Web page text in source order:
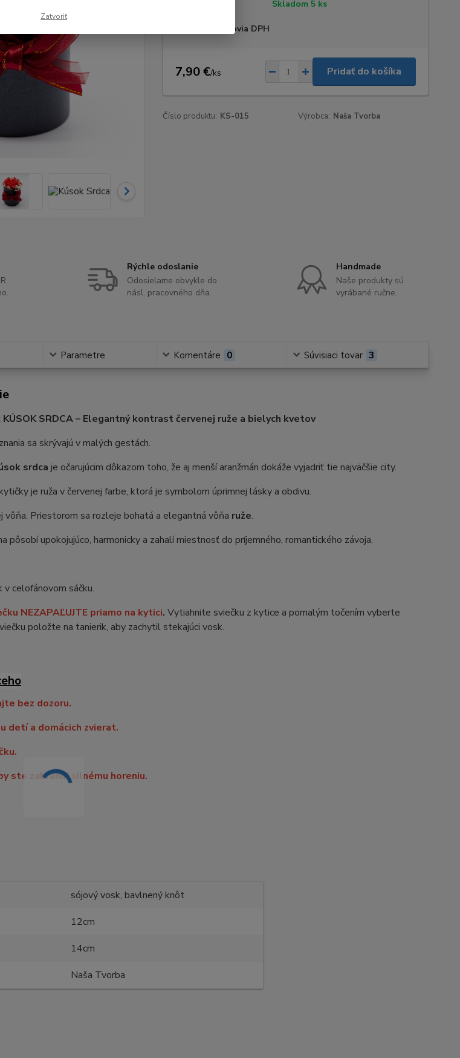
Skladom 5 ks
Nie sme platcovia DPH
7,90 €/ks Pridať do košíka
Číslo produktu: KS-015 Výrobca: Naša Tvorba
Rýchle odoslanie
Odosielame obvykle do
násl. pracovného dňa.
Handmade
Naše produkty sú
vyrábané ručne.
Parametre Komentáre 0 Súvisiaci tovar 3
SRDCA – Elegantný kontrast červenej ruže a bielych kvetov
sa skrývajú v malých gestách.
srdca je očarujúcim dôkazom toho, že aj menší aranžmán dokáže vyjadriť tie najväčšie city.
je ruža v červenej farbe, ktorá je symbolom úprimnej lásky a obdivu.
vôňa. Priestorom sa rozleje bohatá a elegantná vôňa ruže.
pôsobí upokojujúco, harmonicky a zahalí miestnosť do príjemného, romantického závoja.
v celofánovom sáčku.
NEZAPAĽUJTE priamo na kytici. Vytiahnite sviečku z kytice a pomalým točením vyberte
položte na tanierik, aby zachytil stekajúci vosk.
bez dozoru.
detí a domácich zvierat.
ste zabránili silnému horeniu.
sójový vosk, bavlnený knôt
12cm
14cm
Naša Tvorba
Zatvoriť